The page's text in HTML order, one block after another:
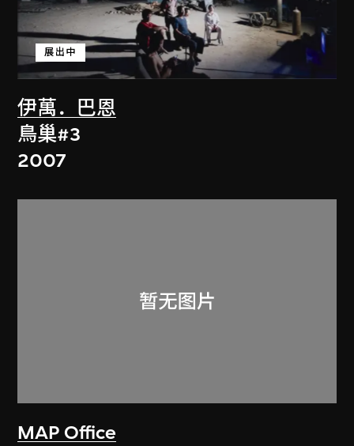
伊萬．巴恩
展出中
鳥巢#3
2007
MAP Office